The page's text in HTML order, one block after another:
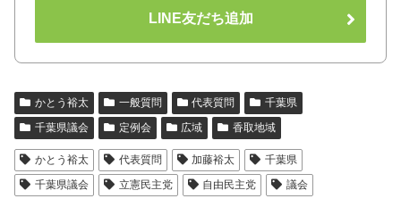
LINE友だち追加
かとう裕太 一般質問 代表質問
千葉県
千葉県議会
定例会 広域 香取地域
かとう裕太 代表質問 加藤裕太
千葉県
千葉県議会
立憲民主党 自由民主党 議会